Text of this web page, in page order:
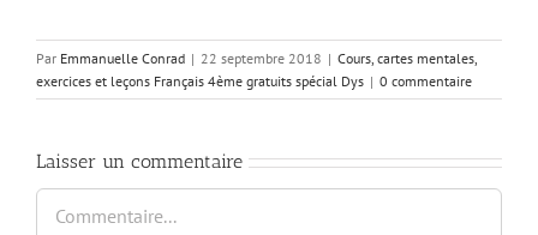
Par Emmanuelle Conrad | 22 septembre 2018 | Cours, cartes mentales,
exercices et leçons Français 4ème gratuits spécial Dys | 0 commentaire
Laisser un commentaire
Commentaire